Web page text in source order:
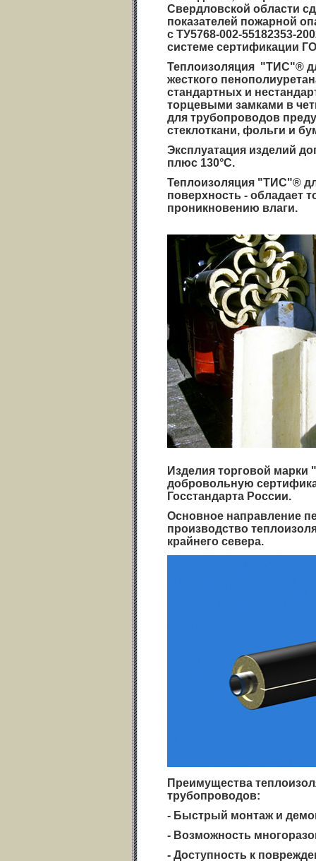
Свердловской области
показателей пожарной
с ТУ5768-002-55182353-
системе сертификации
Теплоизоляция "ТИС"®
жесткого
стандартных и
торцевыми замками в
для трубопроводов
стеклоткани, фольги и
Эксплуатация изделий
плюс 130°С.
Теплоизоляция "ТИС"®
поверхность - обладает
проникновению влаги.
Изделия торговой
добровольную
Госстандарта России.
Основное направление
производство
крайнего севера.
Преимущества
трубопроводов:
- Быстрый монтаж и
- Возможность
- Доступность к